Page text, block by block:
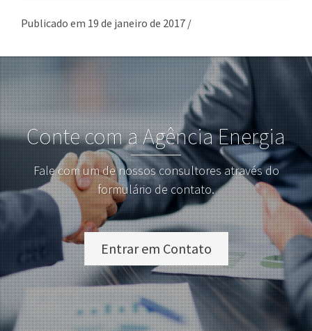
Publicado em 19 de janeiro de 2017 /
Conte com a Agência Energia
Fale com um de nossos consultores através do
formulário de contato.
Entrar em Contato